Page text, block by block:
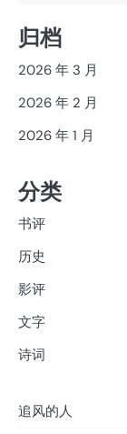
归档
2026 年 3 月
2026 年 2 月
2026 年 1 月
分类
书评
历史
影评
文字
诗词
追风的人